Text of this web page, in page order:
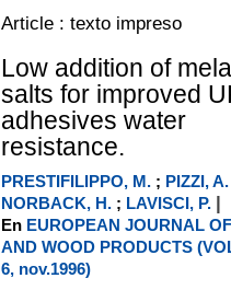
Article : texto impreso
Low addition of
salts for improved
adhesives water
resistance.
PRESTIFILIPPO, M. ; PIZZI, A.
NORBACK, H. ; LAVISCI, P. |
En EUROPEAN JOURNAL
AND WOOD PRODUCTS
6, nov.1996)